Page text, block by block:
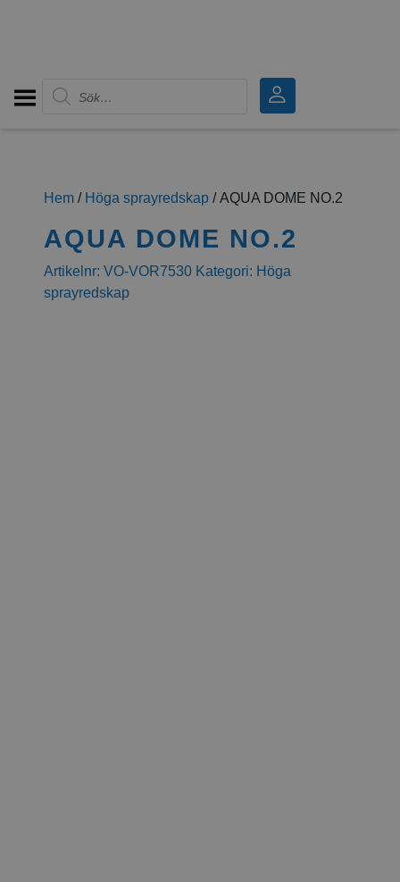
Produktsökning
Hem / Höga sprayredskap / AQUA DOME NO.2
AQUA DOME NO.2
Artikelnr: VO-VOR7530 Kategori: Höga
sprayredskap